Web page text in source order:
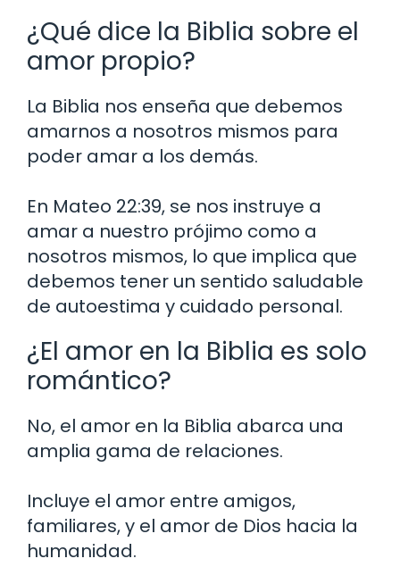
¿Qué dice la Biblia sobre el
amor propio?
La Biblia nos enseña que debemos
amarnos a nosotros mismos para
poder amar a los demás.
En Mateo 22:39, se nos instruye a
amar a nuestro prójimo como a
nosotros mismos, lo que implica que
debemos tener un sentido saludable
de autoestima y cuidado personal.
¿El amor en la Biblia es solo
romántico?
No, el amor en la Biblia abarca una
amplia gama de relaciones.
Incluye el amor entre amigos,
familiares, y el amor de Dios hacia la
humanidad.